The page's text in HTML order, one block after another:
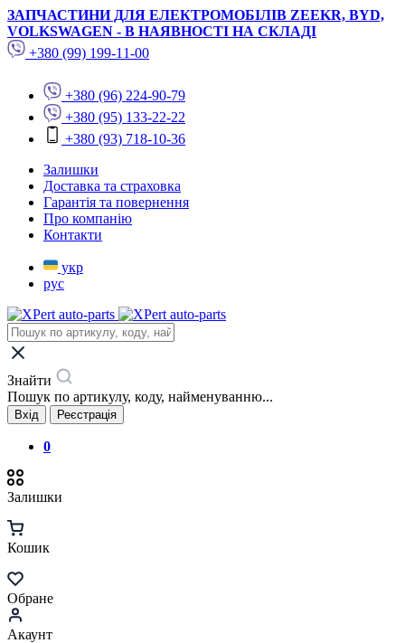
ЗАПЧАСТИНИ ДЛЯ ЕЛЕКТРОМОБІЛІВ ZEEKR, BYD,
VOLKSWAGEN - В НАЯВНОСТІ НА СКЛАДІ
+380 (99) 199-11-00
+380 (96) 224-90-79
+380 (95) 133-22-22
+380 (93) 718-10-36
Залишки
Доставка та страховка
Гарантія та повернення
Про компанію
Контакти
укр
рус
Знайти
Пошук по артикулу, коду, найменуванню...
Вхід Реєстрація
0
Залишки
Кошик
Обране
Акаунт